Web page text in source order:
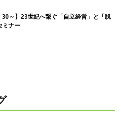
30～】23世紀へ繋ぐ「自立経営」と「脱
ミナー